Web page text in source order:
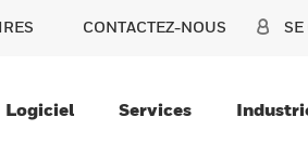
CONTACTEZ-NOUS SE
Logiciel Services